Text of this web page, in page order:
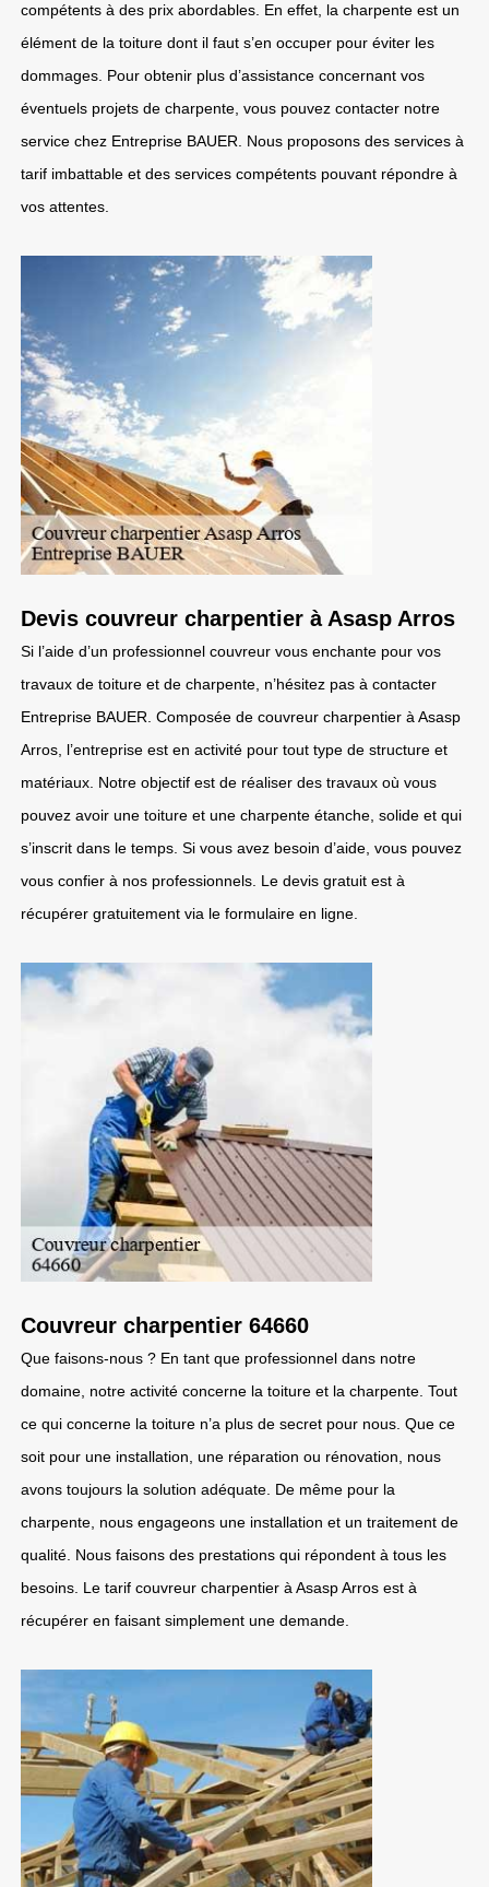
compétents à des prix abordables. En effet, la charpente est un
élément de la toiture dont il faut s’en occuper pour éviter les
dommages. Pour obtenir plus d’assistance concernant vos
éventuels projets de charpente, vous pouvez contacter notre
service chez Entreprise BAUER. Nous proposons des services à
tarif imbattable et des services compétents pouvant répondre à
vos attentes.
Devis couvreur charpentier à Asasp Arros
Si l’aide d’un professionnel couvreur vous enchante pour vos
travaux de toiture et de charpente, n’hésitez pas à contacter
Entreprise BAUER. Composée de couvreur charpentier à Asasp
Arros, l’entreprise est en activité pour tout type de structure et
matériaux. Notre objectif est de réaliser des travaux où vous
pouvez avoir une toiture et une charpente étanche, solide et qui
s’inscrit dans le temps. Si vous avez besoin d’aide, vous pouvez
vous confier à nos professionnels. Le devis gratuit est à
récupérer gratuitement via le formulaire en ligne.
Couvreur charpentier 64660
Que faisons-nous ? En tant que professionnel dans notre
domaine, notre activité concerne la toiture et la charpente. Tout
ce qui concerne la toiture n’a plus de secret pour nous. Que ce
soit pour une installation, une réparation ou rénovation, nous
avons toujours la solution adéquate. De même pour la
charpente, nous engageons une installation et un traitement de
qualité. Nous faisons des prestations qui répondent à tous les
besoins. Le tarif couvreur charpentier à Asasp Arros est à
récupérer en faisant simplement une demande.